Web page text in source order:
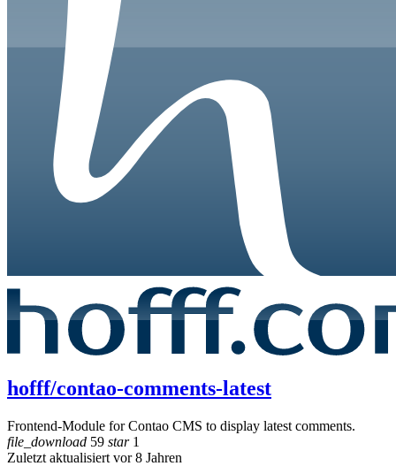
hofff/contao-comments-latest
Frontend-Module for Contao CMS to display latest comments.
file_download 59 star1
Zuletzt aktualisiert vor 8 Jahren